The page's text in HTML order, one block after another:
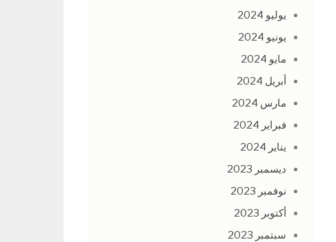
يوليو 2024
يونيو 2024
مايو 2024
أبريل 2024
مارس 2024
فبراير 2024
يناير 2024
ديسمبر 2023
نوفمبر 2023
أكتوبر 2023
سبتمبر 2023